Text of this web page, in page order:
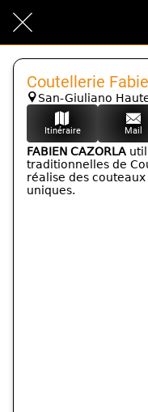
Coutellerie
San-Giuliano
Itinéraire Mail
FABIEN CAZORLA
traditionnelles de
réalise des
uniques.